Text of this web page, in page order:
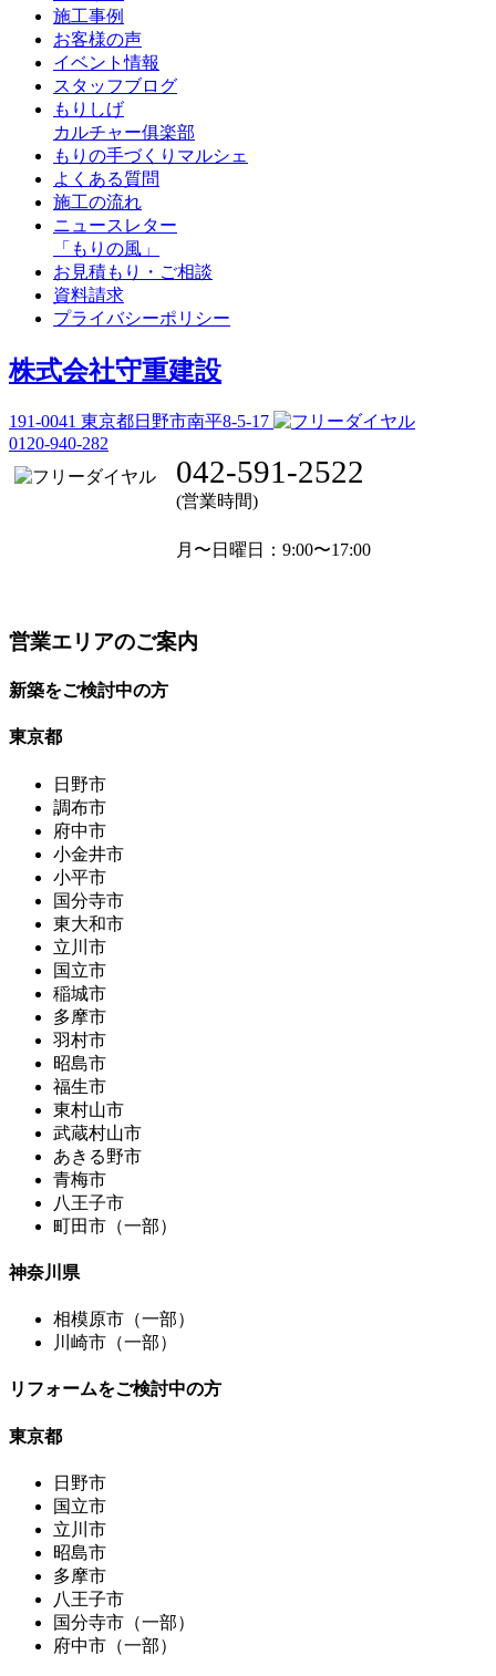
施工事例
お客様の声
イベント情報
スタッフブログ
もりしげ
カルチャー俱楽部
もりの手づくりマルシェ
よくある質問
施工の流れ
ニュースレター
「もりの風」
お見積もり・ご相談
資料請求
プライバシーポリシー
株式会社守重建設
191-0041 東京都日野市南平8-5-17
0120-940-282
042-591-2522
(営業時間)
月〜日曜日 ：9:00〜17:00
営業エリアのご案内
新築をご検討中の方
東京都
日野市
調布市
府中市
小金井市
小平市
国分寺市
東大和市
立川市
国立市
稲城市
多摩市
羽村市
昭島市
福生市
東村山市
武蔵村山市
あきる野市
青梅市
八王子市
町田市（一部）
神奈川県
相模原市（一部）
川崎市（一部）
リフォームをご検討中の方
東京都
日野市
国立市
立川市
昭島市
多摩市
八王子市
国分寺市（一部）
府中市（一部）